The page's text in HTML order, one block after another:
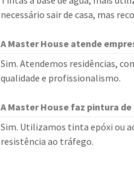
necessário sair de casa, mas
A Master House atende
Sim. Atendemos residências,
qualidade e profissionalismo.
A Master House faz pintura
Sim. Utilizamos tinta epóxi ou
resistência ao tráfego.